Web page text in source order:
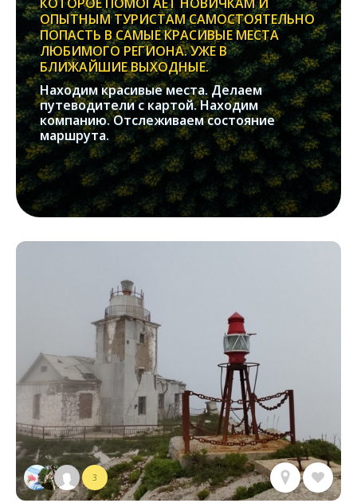
ОПЫТНЫМ ТУРИСТАМ САМОСТОЯТЕЛЬНО
ПОПАСТЬ В САМЫЕ КРАСИВЫЕ МЕСТА
ЛЮБИМОГО РЕГИОНА. УЖЕ В
БЛИЖАЙШИЕ ВЫХОДНЫЕ.
Находим красивые места. Делаем
путеводители с картой. Находим
компанию. Отслеживаем состояние
маршрута.
3